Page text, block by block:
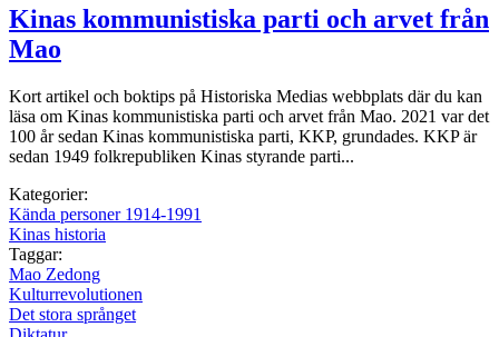
Kinas kommunistiska parti och arvet från
Mao
Kort artikel och boktips på Historiska Medias webbplats där du kan
läsa om Kinas kommunistiska parti och arvet från Mao. 2021 var det
100 år sedan Kinas kommunistiska parti, KKP, grundades. KKP är
sedan 1949 folkrepubliken Kinas styrande parti...
Kategorier:
Kända personer 1914-1991
Kinas historia
Taggar:
Mao Zedong
Kulturrevolutionen
Det stora språnget